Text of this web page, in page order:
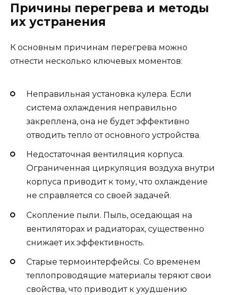
Причины перегрева и методы
их устранения
К основным причинам перегрева можно
отнести несколько ключевых моментов:
Неправильная установка кулера. Если
система охлаждения неправильно
закреплена, она не будет эффективно
отводить тепло от основного устройства.
Недостаточная вентиляция корпуса.
Ограниченная циркуляция воздуха внутри
корпуса приводит к тому, что охлаждение
не справляется со своей задачей.
Скопление пыли. Пыль, оседающая на
вентиляторах и радиаторах, существенно
снижает их эффективность.
Старые термоинтерфейсы. Со временем
теплопроводящие материалы теряют свои
свойства, что приводит к ухудшению